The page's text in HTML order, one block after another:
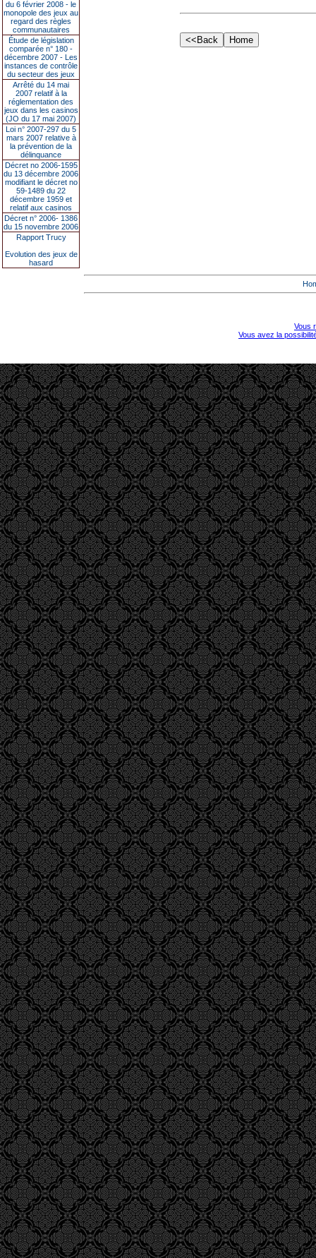
du 6 février 2008 - le
monopole des jeux au
regard des règles
communautaires
Étude de législation
comparée n° 180 -
décembre 2007 - Les
instances de contrôle
du secteur des jeux
Arrêté du 14 mai
2007 relatif à la
réglementation des
jeux dans les casinos
(JO du 17 mai 2007)
Loi n° 2007-297 du 5
mars 2007 relative à
la prévention de la
délinquance
Décret no 2006-1595
du 13 décembre 2006
modifiant le décret no
59-1489 du 22
décembre 1959 et
relatif aux casinos
Décret n° 2006- 1386
du 15 novembre 2006
Rapport Trucy
Evolution des jeux de
hasard
Vous
Vous avez la